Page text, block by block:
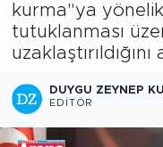
kurma"ya
tutuklanması
uzaklaştırıldığını
DUYGU ZEYNEP
EDITÖR